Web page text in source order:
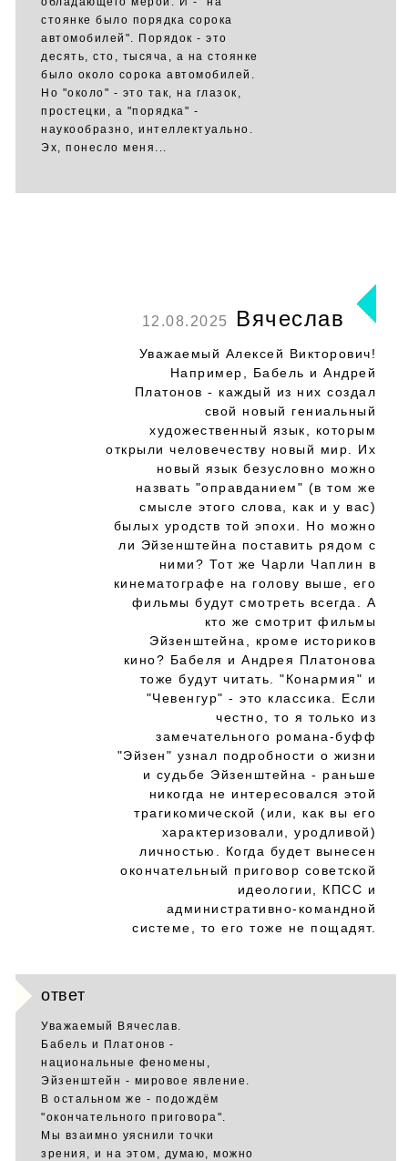
стоянке было порядка сорока
автомобилей". Порядок - это
десять, сто, тысяча, а на стоянке
было около сорока автомобилей.
Но "около" - это так, на глазок,
простецки, а "порядка" -
наукообразно, интеллектуально.
Эх, понесло меня...
12.08.2025 Вячеслав
Уважаемый Алексей Викторович!
Например, Бабель и Андрей
Платонов - каждый из них создал
свой новый гениальный
художественный язык, которым
открыли человечеству новый мир. Их
новый язык безусловно можно
назвать "оправданием" (в том же
смысле этого слова, как и у вас)
былых уродств той эпохи. Но можно
ли Эйзенштейна поставить рядом с
ними? Тот же Чарли Чаплин в
кинематографе на голову выше, его
фильмы будут смотреть всегда. А
кто же смотрит фильмы
Эйзенштейна, кроме историков
кино? Бабеля и Андрея Платонова
тоже будут читать. "Конармия" и
"Чевенгур" - это классика. Если
честно, то я только из
замечательного романа-буфф
"Эйзен" узнал подробности о жизни
и судьбе Эйзенштейна - раньше
никогда не интересовался этой
трагикомической (или, как вы его
характеризовали, уродливой)
личностью. Когда будет вынесен
окончательный приговор советской
идеологии, КПСС и
административно-командной
системе, то его тоже не пощадят.
ответ
Уважаемый Вячеслав.
Бабель и Платонов -
национальные феномены,
Эйзенштейн - мировое явление.
В остальном же - подождём
"окончательного приговора".
Мы взаимно уяснили точки
зрения, и на этом, думаю, можно